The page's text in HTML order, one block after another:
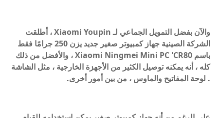
والآن بفضل التمويل الجماعي لـ Xiaomi Youpin ، أطلقت
الشركة الصينية جهاز كمبيوتر صغير جديد يزن 250 جرامًا فقط
باسم Xiaomi Ningmei Mini PC 'CR80 ، والأفضل من ذلك
كله ، أنه يمكنه توصيل الكثير من الأجهزة الخارجية ، مثل الشاشة
. لوحة المفاتيح والماوس ، من بين أمور أخرى.